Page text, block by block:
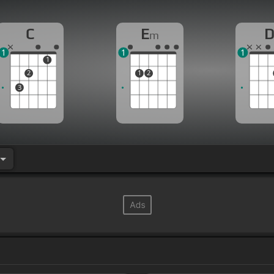
C
3
2
1
1
Em
1 2
1
D
1